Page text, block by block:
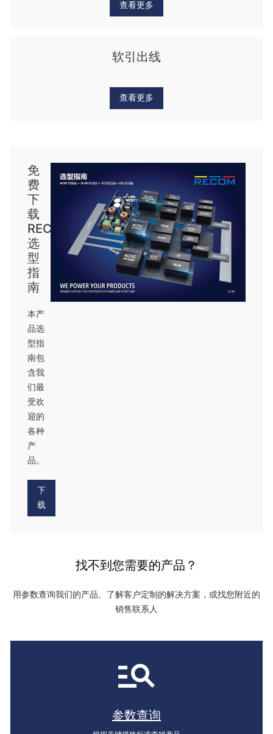
查看更多
软引出线
查看更多
免
费
下
载
RECOM
选
型
指
南
本产
品选
型指
南包
含我
们最
受欢
迎的
各种
产
品。
下
载
找不到您需要的产品？
用参数查询我们的产品、了解客户定制的解决方案，或找您附近的
销售联系人
参数查询